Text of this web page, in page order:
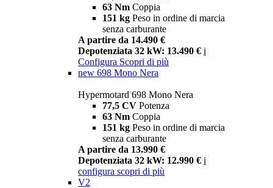
63 Nm Coppia
151 kg Peso in ordine di marcia
senza carburante
A partire da 14.490 €
Depotenziata 32 kW: 13.490 € i
Configura Scopri di più
new 698 Mono Nera
Hypermotard 698 Mono Nera
77,5 CV Potenza
63 Nm Coppia
151 kg Peso in ordine di marcia
senza carburante
A partire da 13.990 €
Depotenziata 32 kW: 12.990 € i
configura scopri di più
V2